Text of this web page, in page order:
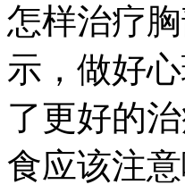
怎样治疗
示，做好
了更好的
食应该注